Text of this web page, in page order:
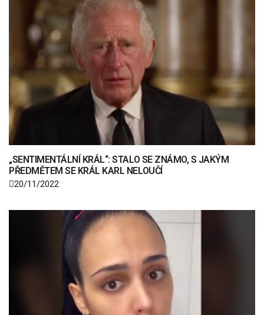
„SENTIMENTÁLNÍ KRÁL“: STALO SE ZNÁMO, S JAKÝM
PŘEDMĚTEM SE KRÁL KARL NELOUČÍ
20/11/2022